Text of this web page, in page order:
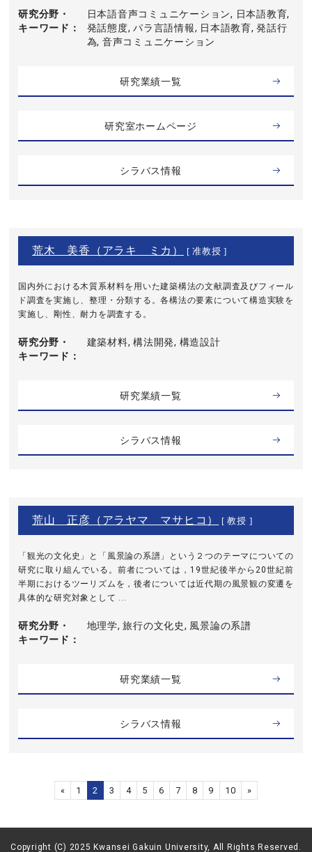
研究分野・
キーワード
日本語音声コミュニケーション, 日本語教育,
発話態度, パラ言語情報, 日本語教育, 発話行
為, 音声コミュニケーション
研究業績一覧
研究室ホームページ
シラバス情報
荒木 美香（アラキ ミカ） [ 准教授 ]
国内外における木質系材料を用いた建築構法の文献調査及びフィール
ド調査を実施し、整理・分類する。各構法の要素について構造実験を
実施し、剛性、耐力を調査する。
研究分野・
キーワード
建築材料, 構法開発, 構造設計
研究業績一覧
シラバス情報
荒山 正彦（アラヤマ マサヒコ） [ 教授 ]
「観光の文化史」と「風景論の系譜」という２つのテーマについての
研究に取り組んでいる。前者については，19世紀後半から20世紀前
半期におけるツーリズムを，後者については近代期の風景観の変遷を
具体的な研究対象として ...
研究分野・
キーワード
地理学, 旅行の文化史, 風景論の系譜
研究業績一覧
シラバス情報
« 1 2 3 4 5 6 7 8 9 10 »
Copyright (C) 2025 Kwansei Gakuin University, All Rights Reserved.